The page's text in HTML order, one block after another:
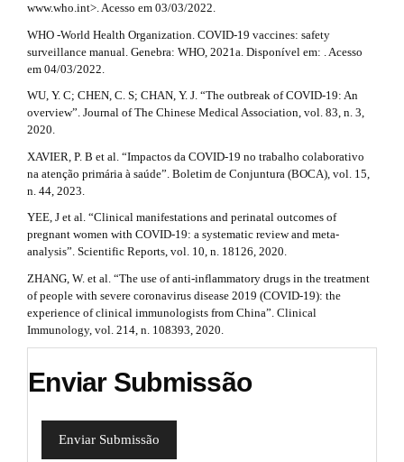
www.who.int>. Acesso em 03/03/2022.
WHO -World Health Organization. COVID-19 vaccines: safety
surveillance manual. Genebra: WHO, 2021a. Disponível em: . Acesso
em 04/03/2022.
WU, Y. C; CHEN, C. S; CHAN, Y. J. “The outbreak of COVID-19: An
overview”. Journal of The Chinese Medical Association, vol. 83, n. 3,
2020.
XAVIER, P. B et al. “Impactos da COVID-19 no trabalho colaborativo
na atenção primária à saúde”. Boletim de Conjuntura (BOCA), vol. 15,
n. 44, 2023.
YEE, J et al. “Clinical manifestations and perinatal outcomes of
pregnant women with COVID-19: a systematic review and meta-
analysis”. Scientific Reports, vol. 10, n. 18126, 2020.
ZHANG, W. et al. “The use of anti-inflammatory drugs in the treatment
of people with severe coronavirus disease 2019 (COVID-19): the
experience of clinical immunologists from China”. Clinical
Immunology, vol. 214, n. 108393, 2020.
Enviar Submissão
Enviar Submissão